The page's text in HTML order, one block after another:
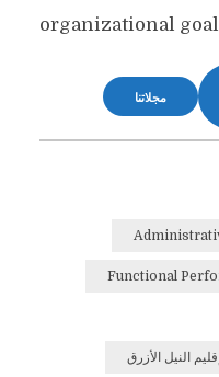
organizational
مجلاتنا
Functional
النيل الأزرق